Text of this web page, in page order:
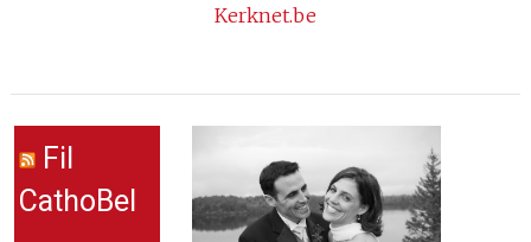
Kerknet.be
Fil
CathoBel